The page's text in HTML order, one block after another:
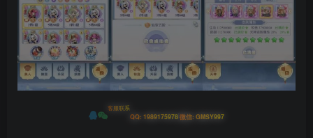
客服联系
QQ: 1989175978微信: GMSY997